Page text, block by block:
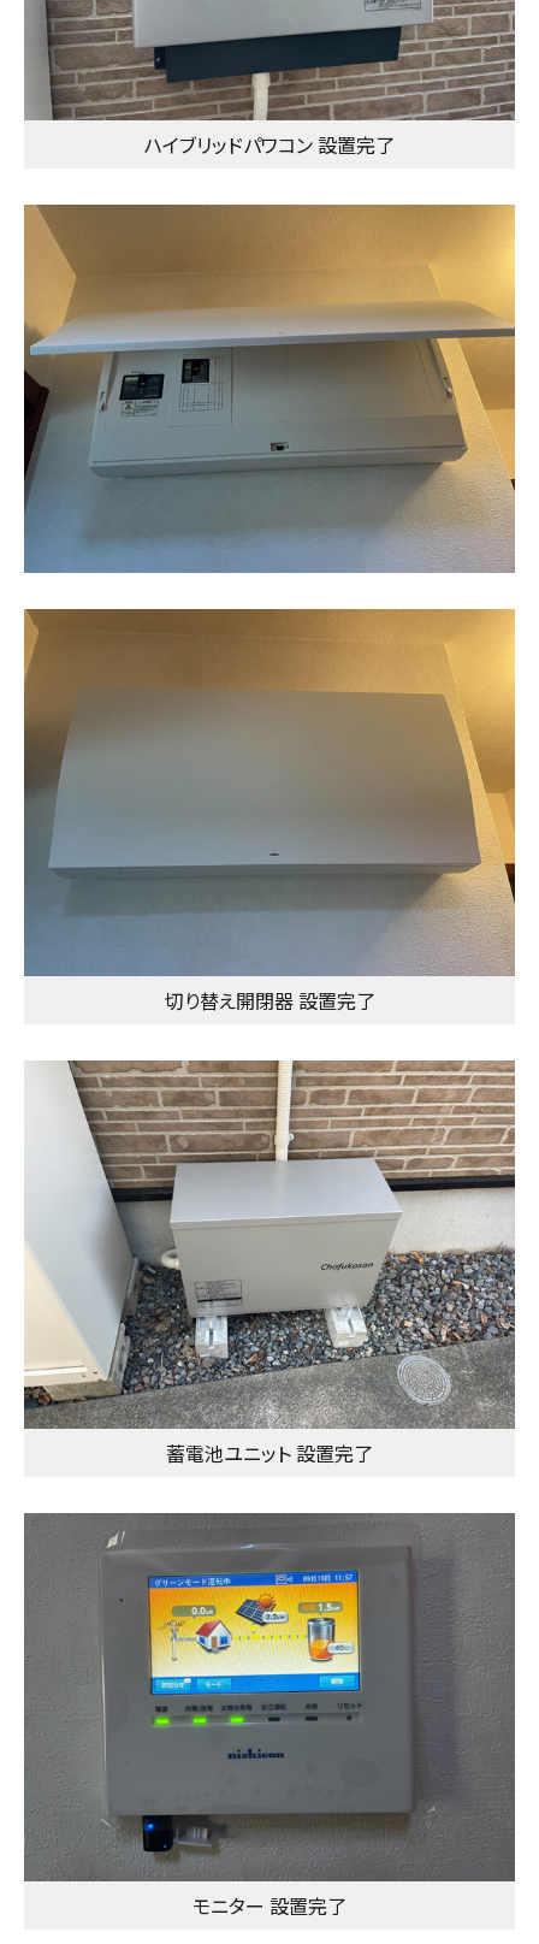
ハイブリッドパワコン 設置完了
切り替え開閉器 設置完了
蓄電池ユニット 設置完了
モニター 設置完了